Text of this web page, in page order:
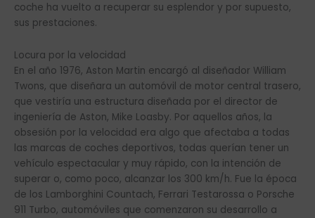
coche ha vuelto a recuperar su esplendor y por supuesto,
sus prestaciones.
Locura por la velocidad
En el año 1976, Aston Martin encargó al diseñador William
Twons, que diseñara un automóvil de motor central trasero,
que vestiría una estructura diseñada por el director de
ingeniería de Aston, Mike Loasby. Por aquellos años, la
obsesión por la velocidad era algo que afectaba a todas
las marcas de coches deportivos, todas querían tener un
vehículo espectacular y muy rápido, con la intención de
superar o, como poco, alcanzar los 300 km/h. Fue la época
de los Lamborghini Countach, Ferrari Testarossa o Porsche
911 Turbo, automóviles que comenzaron su desarrollo a